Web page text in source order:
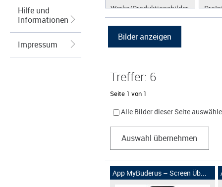
Hilfe und
Informationen
Impressum
Werke/Produktionsbilder
Grafiken
Treffer: 6
Seite 1 von 1
Alle Bilder dieser Seite
Auswahl übernehmen
App MyBuderus – Screen Üb...